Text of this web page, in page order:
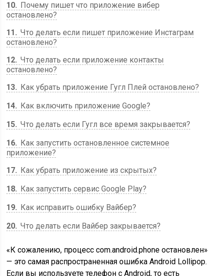
10
Почему пишет что приложение вибер
остановлено?
11
Что делать если пишет приложение Инстаграм
остановлено?
12 Что делать если приложение контакты
остановлено?
13
Как убрать приложение Гугл Плей остановлено?
14
Как включить приложение Google?
15 Что делать если Гугл все время закрывается?
16
Как запустить остановленное системное
приложение?
17
Как убрать приложение из скрытых?
18
Как запустить сервис Google Play?
19
Как исправить ошибку Вайбер?
20 Что делать если Вайбер закрывается?
«К сожалению, процесс com.android.phone остановлен»
— это самая распространенная ошибка Android Lollipop.
Если вы используете телефон с Android, то есть